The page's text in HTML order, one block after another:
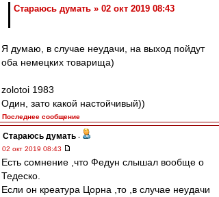
Стараюсь думать » 02 окт 2019 08:43
Я думаю, в случае неудачи, на выход пойдут
оба немецких товарища)
zolotoi 1983
Один, зато какой настойчивый))
Последнее сообщение
Стараюсь думать -
02 окт 2019 08:43
Есть сомнение ,что Федун слышал вообще о
Тедеско.
Если он креатура Цорна ,то ,в случае неудачи